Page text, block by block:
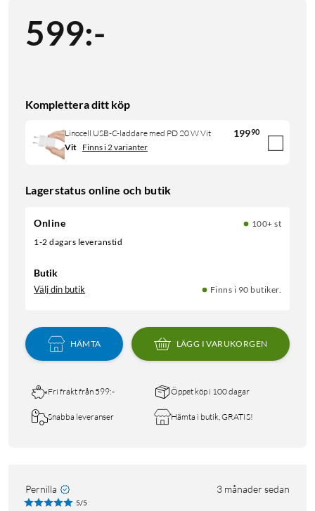
599:-
Komplettera ditt köp
Linocell USB-C-laddare med PD 20 W Vit 19990
Vit Finns i 2 varianter
Lagerstatus online och butik
Online
100+ st
1-2 dagars leveranstid
Butik
Välj din butik Finns i 90 butiker.
HÄMTA LÄGG I VARUKORGEN
Fri frakt från 599:- Öppet köp i 100 dagar
Snabba leveranser Hämta i butik, GRATIS!
Pernilla 3 månader sedan
5/5